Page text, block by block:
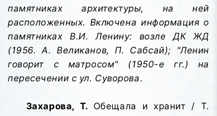
памятниках архитектуры, на ней
расположенных. Включена информация о
памятниках В.И. Ленину: возле ДК ЖД
(1956. А. Великанов, П. Сабсай); "Ленин
говорит с матросом" (1950-е гг.) на
пересечении с ул. Суворова.
Захарова, Т. Обещала и хранит / Т.